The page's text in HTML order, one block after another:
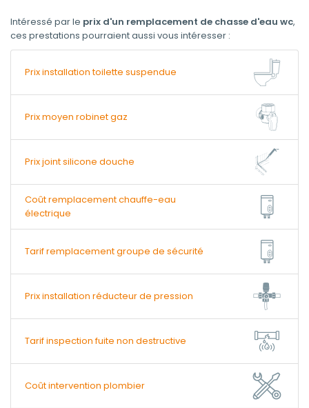
Intéressé par le prix d'un remplacement de chasse d'eau wc,
ces prestations pourraient aussi vous intéresser :
Prix installation toilette suspendue
Prix moyen robinet gaz
Prix joint silicone douche
Coût remplacement chauffe-eau
électrique
Tarif remplacement groupe de sécurité
Prix installation réducteur de pression
Tarif inspection fuite non destructive
Coût intervention plombier